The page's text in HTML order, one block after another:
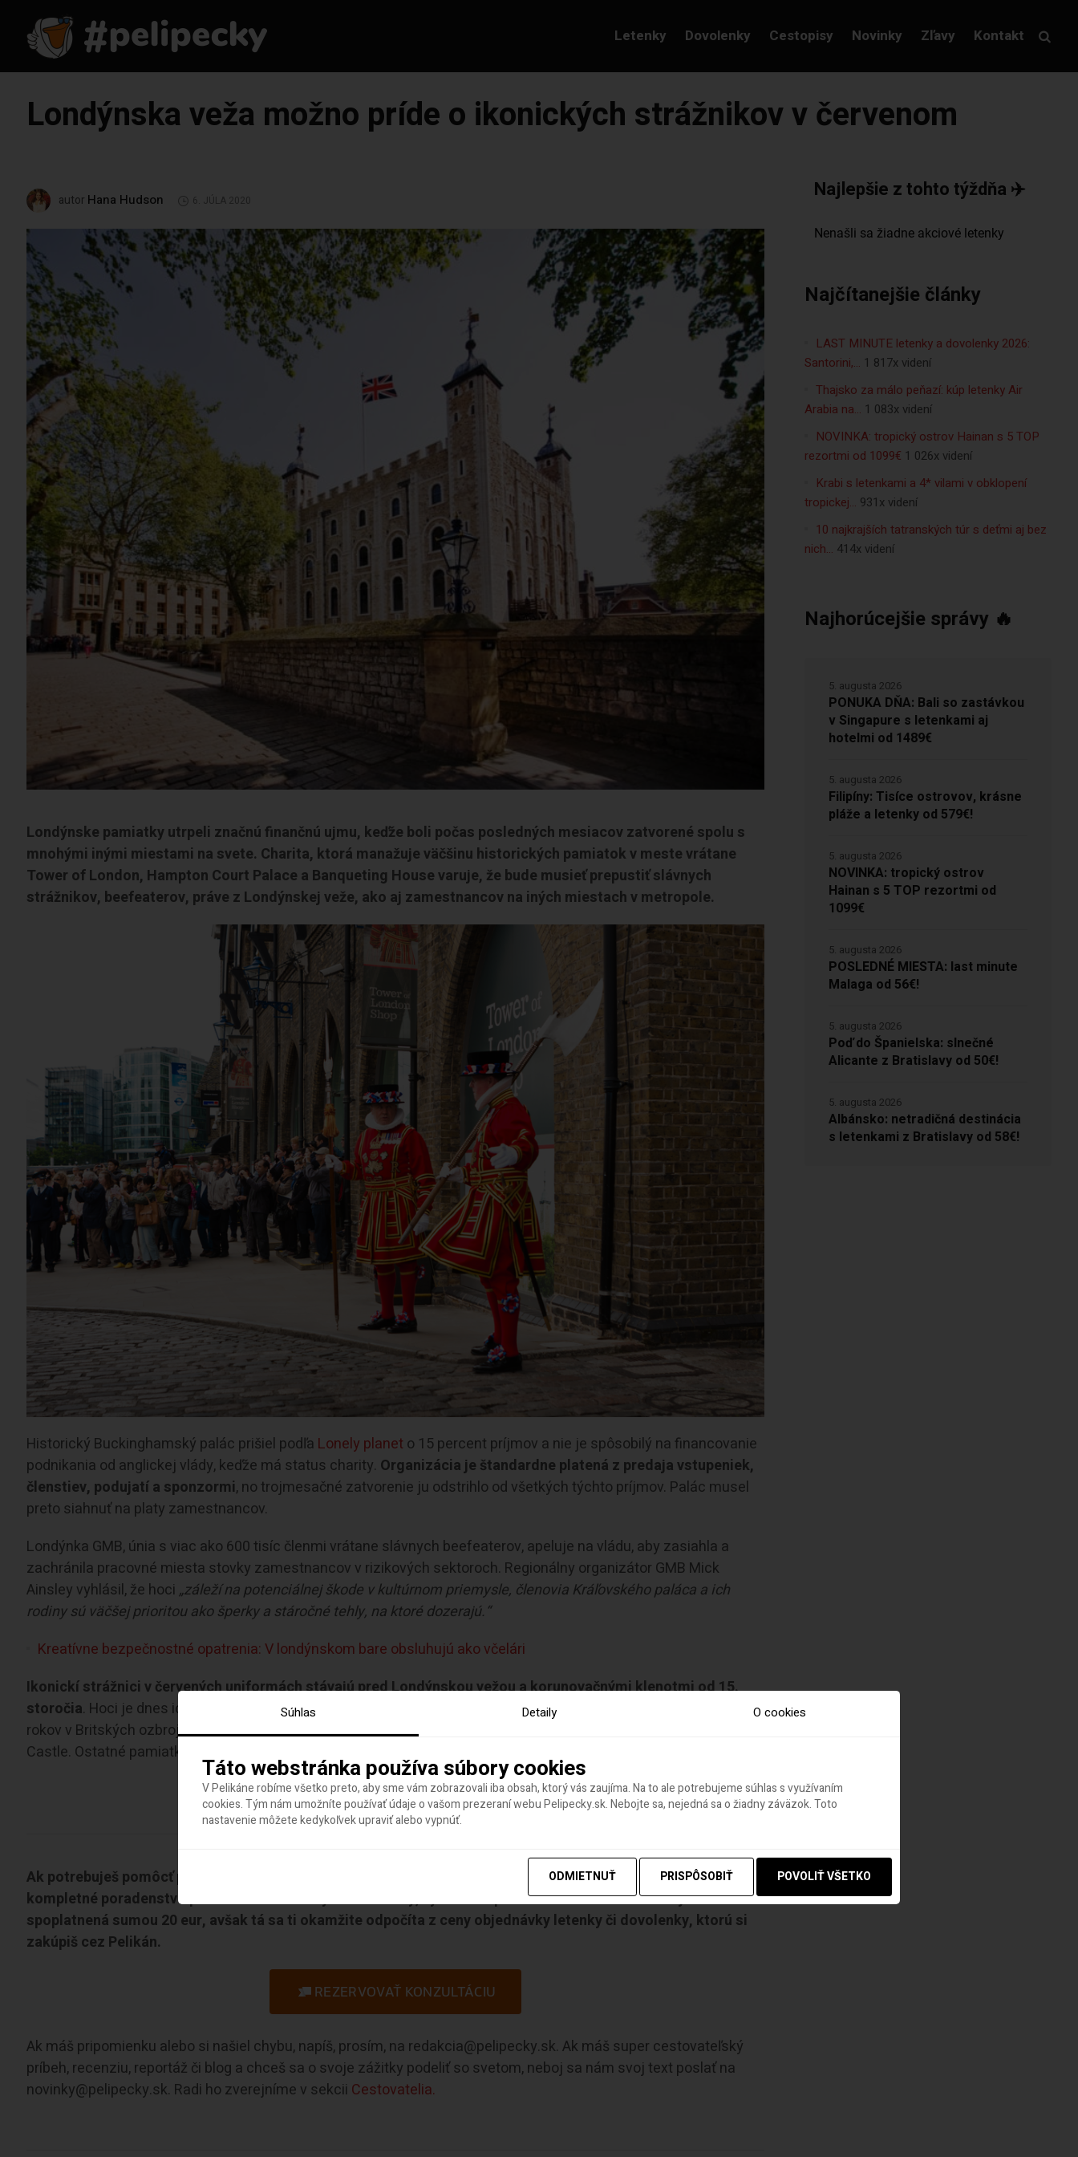
Letenky Dovolenky Cestopisy Novinky Zľavy Kontakt
Londýnska veža možno príde o ikonických strážnikov v červenom
autor Hana Hudson 6. JÚLA 2020
Londýnske pamiatky utrpeli značnú finančnú ujmu, keďže boli počas posledných mesiacov zatvorené spolu s
mnohými inými miestami na svete. Charita, ktorá manažuje väčšinu historických pamiatok v meste vrátane
Tower of London, Hampton Court Palace a Banqueting House varuje, že bude musieť prepustiť slávnych
strážnikov, beefeaterov, práve z Londýnskej veže, ako aj zamestnancov na iných miestach v metropole.
Historický Buckinghamský palác prišiel podľa Lonely planet o 15 percent príjmov a nie je spôsobilý na financovanie
podnikania od anglickej vlády, keďže má status charity. Organizácia je štandardne platená z predaja vstupeniek,
členstiev, podujatí a sponzormi, no trojmesačné zatvorenie ju odstrihlo od všetkých týchto príjmov. Palác musel
preto siahnuť na platy zamestnancov.
Londýnka GMB, únia s viac ako 600 tisíc členmi vrátane slávnych beefeaterov, apeluje na vládu, aby zasiahla a
zachránila pracovné miesta stovky zamestnancov v rizikových sektoroch. Regionálny organizátor GMB Mick
Ainsley vyhlásil, že hoci„záleží na potenciálnej škode v kultúrnom priemysle, členovia Kráľovského paláca a ich
rodiny sú väčšej prioritou ako šperky a stáročné tehly, na ktoré dozerajú.“
Kreatívne bezpečnostné opatrenia: V londýnskom bare obsluhujú ako včelári
Ikonickí strážnici v červených uniformách stávajú pred Londýnskou vežou a korunovačnými klenotmi od 15.
storočia. Hoci je dnes ich rola najmä ceremoniálna, aby mohli viesť turistov po Veži, musia slúžiť minimálne 22
rokov v Britských ozbrojených silách. Aktuálne sú pre verejnosť otvorené Hampton Court Palace a Hillsborough
Castle. Ostatné pamiatky by sa mohli otvoriť ešte v júni. Záleží však na vláde.
Ak potrebuješ pomôcť pri výbere destinácie či leteckej spoločnosti, zorientovať sa v ponuke a dostať
kompletné poradenstvo pri rezervácii letenky či dovolenky, využi našu ponuku konzultácie. Služba je
spoplatnená sumou 20 eur, avšak tá sa ti okamžite odpočíta z ceny objednávky letenky či dovolenky, ktorú si
zakúpiš cez Pelikán.
REZERVOVAŤ KONZULTÁCIU
Ak máš pripomienku alebo si našiel chybu, napíš, prosím, na redakcia@pelipecky.sk. Ak máš super cestovateľský
príbeh, recenziu, reportáž či blog a chceš sa o svoje zážitky podeliť so svetom, neboj sa nám svoj text poslať na
novinky@pelipecky.sk. Radi ho zverejníme v sekcii Cestovatelia.
Najlepšie z tohto týždňa ✈️
Najčítanejšie články
LAST MINUTE letenky a dovolenky 2026:
Santorini,… 1 817x videní
Thajsko za málo peňazí: kúp letenky Air
Arabia na… 1 083x videní
NOVINKA: tropický ostrov Hainan s 5 TOP
rezortmi od 1099€ 1 026x videní
Krabi s letenkami a 4* vilami v obklopení
tropickej… 931x videní
10 najkrajších tatranských túr s deťmi aj bez
nich… 414x videní
Najhorúcejšie správy 🔥
PONUKA DŇA: Bali so zastávkou
v Singapure s letenkami aj
hotelmi od 1489€
5. augusta 2026
Filipíny: Tisíce ostrovov, krásne
pláže a letenky od 579€!
5. augusta 2026
NOVINKA: tropický ostrov
Hainan s 5 TOP rezortmi od
1099€
5. augusta 2026
POSLEDNÉ MIESTA: last minute
Malaga od 56€!
5. augusta 2026
Poď do Španielska: slnečné
Alicante z Bratislavy od 50€!
5. augusta 2026
Albánsko: netradičná destinácia
s letenkami z Bratislavy od 58€!
5. augusta 2026
Súhlas Detaily O cookies
Táto webstránka používa súbory cookies
V Pelikáne robíme všetko preto, aby sme vám zobrazovali iba obsah, ktorý vás zaujíma. Na to ale potrebujeme súhlas s využívaním
cookies. Tým nám umožníte používať údaje o vašom prezeraní webu Pelipecky.sk. Nebojte sa, nejedná sa o žiadny záväzok. Toto
nastavenie môžete kedykoľvek upraviť alebo vypnúť.
ODMIETNUŤ PRISPÔSOBIŤ POVOLIŤ VŠETKO